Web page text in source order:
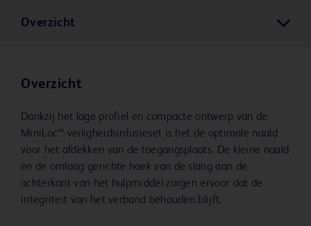
Overzicht
Overzicht
Dankzij het lage profiel en compacte ontwerp van de
MiniLoc™-veiligheidsinfusieset is het de optimale naald
voor het afdekken van de toegangsplaats. De kleine naald
en de omlaag gerichte hoek van de slang aan de
achterkant van het hulpmiddel zorgen ervoor dat de
integriteit van het verband behouden blijft.